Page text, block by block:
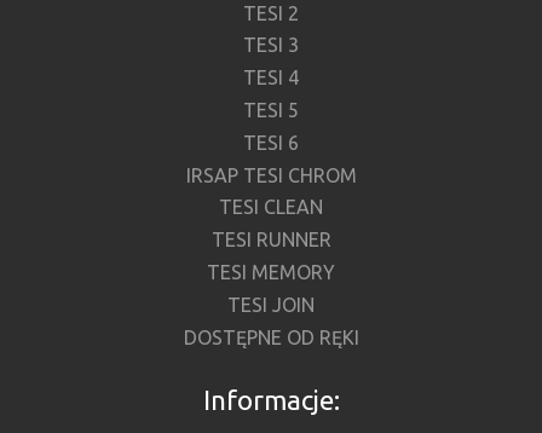
TESI 2
TESI 3
TESI 4
TESI 5
TESI 6
IRSAP TESI CHROM
TESI CLEAN
TESI RUNNER
TESI MEMORY
TESI JOIN
DOSTĘPNE OD RĘKI
Informacje: